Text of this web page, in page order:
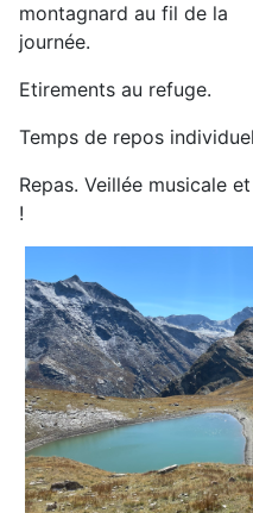
montagnard au fil de la
journée.
Etirements au refuge.
Temps de repos
Repas. Veillée musicale
!